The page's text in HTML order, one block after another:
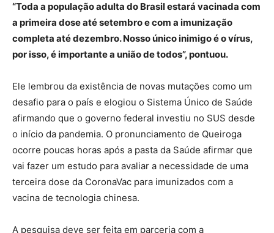
“Toda a população adulta do Brasil estará vacinada com
a primeira dose até setembro e com a imunização
completa até dezembro. Nosso único inimigo é o vírus,
por isso, é importante a união de todos”, pontuou.
Ele lembrou da existência de novas mutações como um
desafio para o país e elogiou o Sistema Único de Saúde
afirmando que o governo federal investiu no SUS desde
o início da pandemia. O pronunciamento de Queiroga
ocorre poucas horas após a pasta da Saúde afirmar que
vai fazer um estudo para avaliar a necessidade de uma
terceira dose da CoronaVac para imunizados com a
vacina de tecnologia chinesa.
A pesquisa deve ser feita em parceria com a